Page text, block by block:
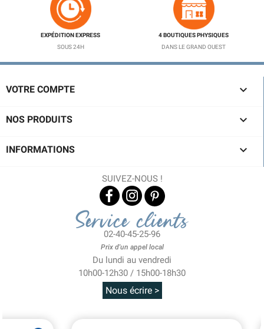
EXPÉDITION EXPRESS
SOUS 24H
4 BOUTIQUES PHYSIQUES
DANS LE GRAND OUEST
VOTRE COMPTE 
NOS PRODUITS 
INFORMATIONS 
SUIVEZ-NOUS !
Service clients
02-40-45-25-96
Prix d'un appel local
Du lundi au vendredi
10h00-12h30 / 15h00-18h30
Nous écrire >